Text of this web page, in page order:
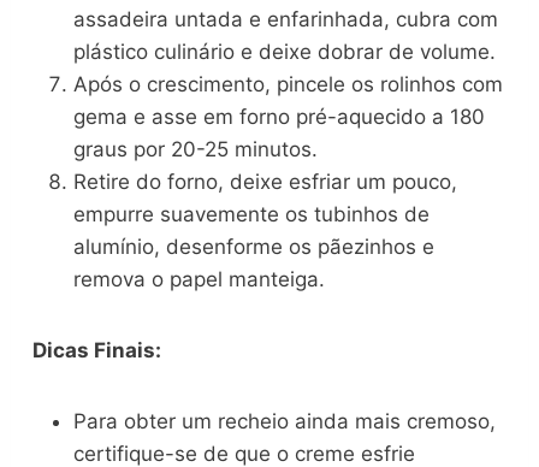
assadeira untada e enfarinhada, cubra com
plástico culinário e deixe dobrar de volume.
Após o crescimento, pincele os rolinhos com
gema e asse em forno pré-aquecido a 180
graus por 20-25 minutos.
Retire do forno, deixe esfriar um pouco,
empurre suavemente os tubinhos de
alumínio, desenforme os pãezinhos e
remova o papel manteiga.
Dicas Finais:
Para obter um recheio ainda mais cremoso,
certifique-se de que o creme esfrie